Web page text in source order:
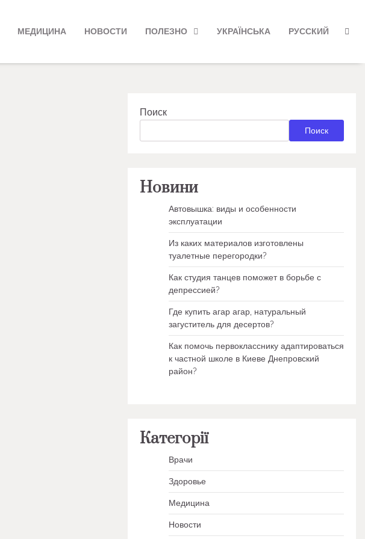
МЕДИЦИНА НОВОСТИ ПОЛЕЗНО УКРАЇНСЬКА РУССКИЙ
Поиск
Поиск
Новини
Автовышка: виды и особенности
эксплуатации
Из каких материалов изготовлены
туалетные перегородки?
Как студия танцев поможет в борьбе с
депрессией?
Где купить агар агар, натуральный
загуститель для десертов?
Как помочь первокласснику адаптироваться
к частной школе в Киеве Днепровский
район?
Категорії
Врачи
Здоровье
Медицина
Новости